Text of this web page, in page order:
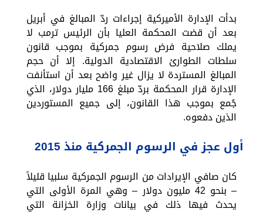
بدأت الإدارة الأميركية إجراءات ردّ المبالغ في أبريل
بعد أن قضت المحكمة العليا بأن الرئيس ترمب لا
يملك صلاحية فرض رسوم جمركية بموجب قانون
سلطات الطوارئ الاقتصادية الدولية. إلا أن حجم
المبالغ المستردة لا يزال غير واضح بعد أن استأنفت
الإدارة قرار المحكمة بردّ مبلغ 166 مليار دولار، الذي
جُمع بموجب هذا القانون، إلى جميع المستوردين
الذين دفعوه.
أول عجز في الرسوم الجمركية منذ 2015
كان صافي الإيرادات من الرسوم الجمركية سلبيا قليلاً
– بنحو 42 مليون دولار – وهي المرة الأولى التي
يحدث فيها ذلك في بيانات وزارة الخزانة التي